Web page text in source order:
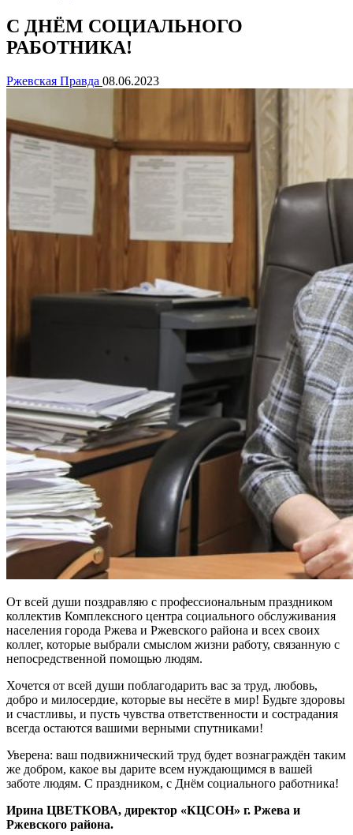
С ДНЁМ СОЦИАЛЬНОГО
РАБОТНИКА!
Ржевская Правда 08.06.2023
От всей души поздравляю с профессиональным праздником
коллектив Комплексного центра социального обслуживания
населения города Ржева и Ржевского района и всех своих
коллег, которые выбрали смыслом жизни работу, связанную с
непосредственной помощью людям.
Хочется от всей души поблагодарить вас за труд, любовь,
добро и милосердие, которые вы несёте в мир! Будьте здоровы
и счастливы, и пусть чувства ответственности и сострадания
всегда остаются вашими верными спутниками!
Уверена: ваш подвижнический труд будет вознаграждён таким
же добром, какое вы дарите всем нуждающимся в вашей
заботе людям. С праздником, с Днём социального работника!
Ирина ЦВЕТКОВА, директор «КЦСОН» г. Ржева и
Ржевского района.